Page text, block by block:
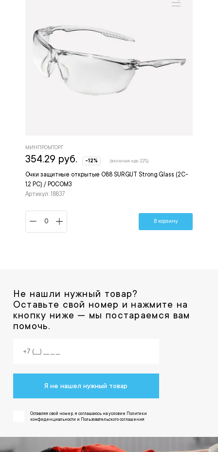
Очки защитные открытые О88 SURGUT Strong Glass (2C-
1,2 РС) / РОСОМЗ
Артикул: 18837
МИНПРОМТОРГ
354.29 руб. -12% (включая ндс 22%)
В корзину
Не нашли нужный товар?
Оставьте свой номер и нажмите на
кнопку ниже — мы постараемся вам
помочь.
Я не нашел нужный товар
Оставляя свой номер, я соглашаюсь на условие Политики
конфиденциальности и Пользовательского соглашения